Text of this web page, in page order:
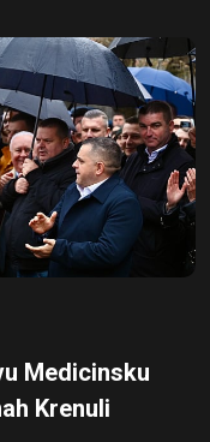
Medicinsku
Krenuli